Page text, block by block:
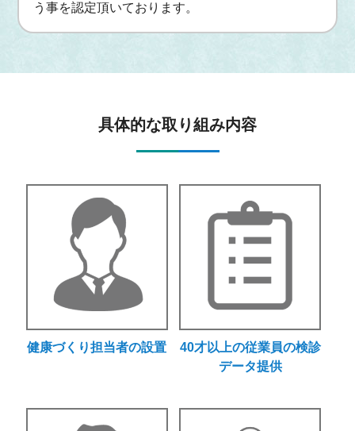
う事を認定頂いております。
具体的な取り組み内容
健康づくり担当者の設置
40才以上の従業員の検診
データ提供